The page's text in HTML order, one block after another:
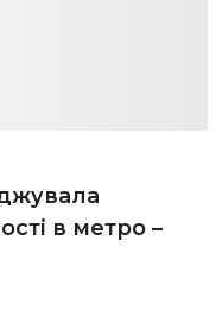
в метро –